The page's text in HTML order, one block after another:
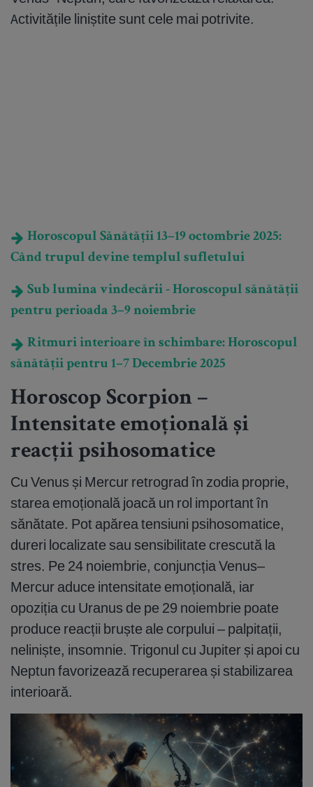
Activitățile liniștite sunt cele mai potrivite.
Horoscopul Sănătății 13–19 octombrie 2025:
Când trupul devine templul sufletului
Sub lumina vindecării - Horoscopul sănătății
pentru perioada 3–9 noiembrie
Ritmuri interioare în schimbare: Horoscopul
sănătății pentru 1–7 Decembrie 2025
Horoscop Scorpion –
Intensitate emoțională și
reacții psihosomatice
Cu Venus și Mercur retrograd în zodia proprie,
starea emoțională joacă un rol important în
sănătate. Pot apărea tensiuni psihosomatice,
dureri localizate sau sensibilitate crescută la
stres. Pe 24 noiembrie, conjuncția Venus–
Mercur aduce intensitate emoțională, iar
opoziția cu Uranus de pe 29 noiembrie poate
produce reacții bruște ale corpului – palpitații,
neliniște, insomnie. Trigonul cu Jupiter și apoi cu
Neptun favorizează recuperarea și stabilizarea
interioară.